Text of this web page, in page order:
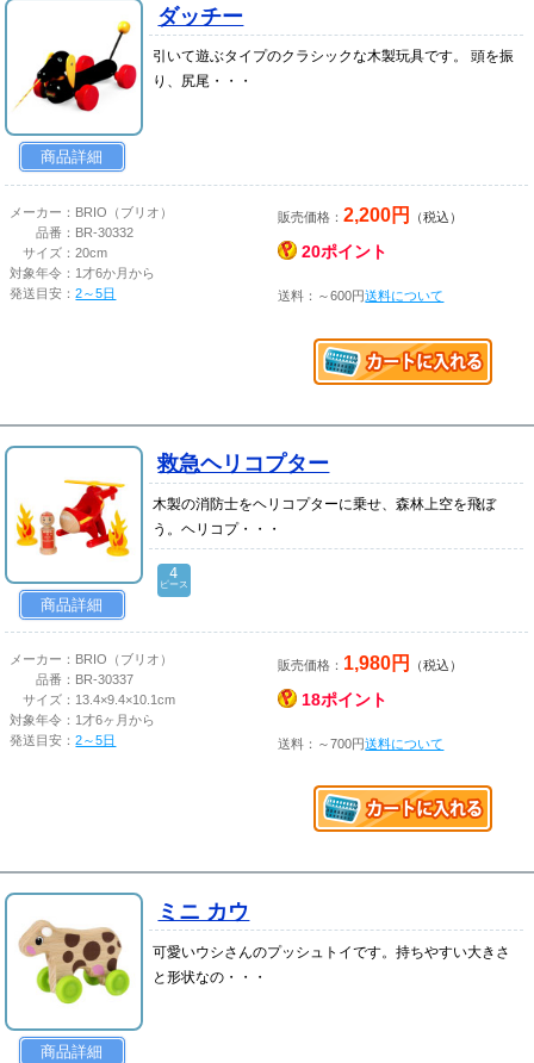
商品詳細
ダッチー
引いて遊ぶタイプのクラシックな木製玩具です。 頭を振
り、尻尾・・・
メーカー： BRIO（ブリオ）
品番： BR-30332
サイズ：20cm
対象年令： 1才6か月から
発送目安：2～5日
販売価格：2,200円 （税込）
20ポイント
送料：～600円送料について
商品詳細
救急ヘリコプター
木製の消防士をヘリコプターに乗せ、森林上空を飛ぼ
う。ヘリコプ・・・
4
ピース
メーカー： BRIO（ブリオ）
品番： BR-30337
サイズ： 13.4×9.4×10.1cm
対象年令： 1才6ヶ月から
発送目安：2～5日
販売価格： 1,980円 （税込）
18ポイント
送料：～700円送料について
商品詳細
ミニ カウ
可愛いウシさんのプッシュトイです。持ちやすい大きさ
と形状なの・・・